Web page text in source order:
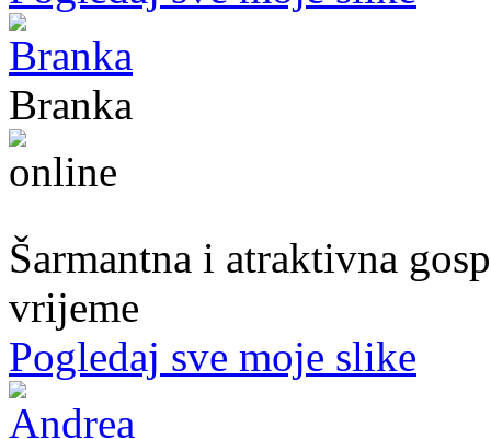
Branka
Šarmantna i atraktivna
vrijeme
Pogledaj sve moje slike